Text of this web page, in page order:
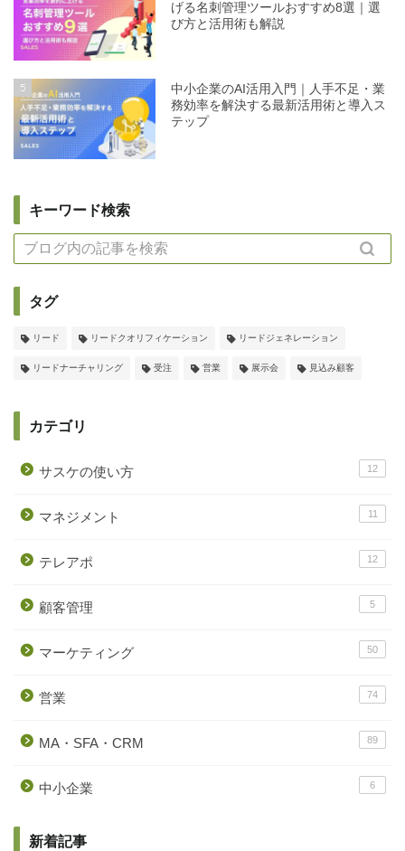
げる名刺管理ツールおすすめ8選｜選
び方と活用術も解説
5
中小企業のAI活用入門｜人手不足・業
務効率を解決する最新活用術と導入ス
テップ
キーワード検索
タグ
リード リードクオリフィケーション リードジェネレーション
リードナーチャリング 受注 営業 展示会 見込み顧客
カテゴリ
サスケの使い方 12
マネジメント 11
テレアポ 12
顧客管理 5
マーケティング 50
営業 74
MA・SFA・CRM 89
中小企業 6
新着記事